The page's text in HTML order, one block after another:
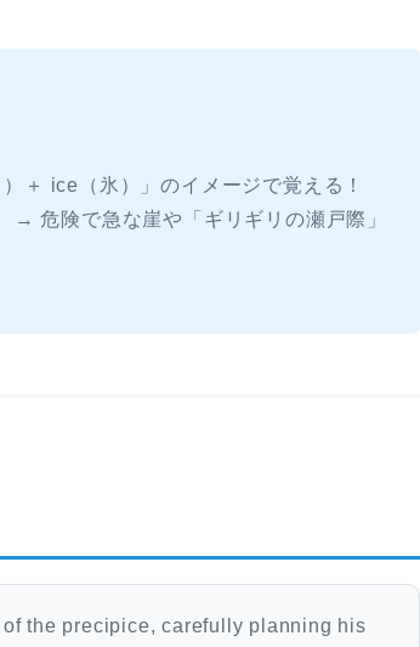
下
矢
さ
＋ ice（氷）」のイメージで覚える！
危険で急な崖や「ギリギリの瀬戸際」
the precipice, carefully planning his